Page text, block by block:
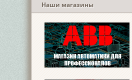
Наши магазины